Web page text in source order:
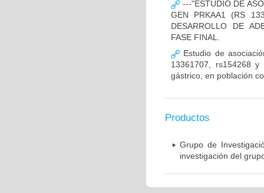
---"ESTUDIO DE
GEN PRKAA1 (RS
DESARROLLO DE
FASE FINAL.
Estudio de
13361707, rs154268 y
gástrico, en población
Productos
Grupo de
investigación del